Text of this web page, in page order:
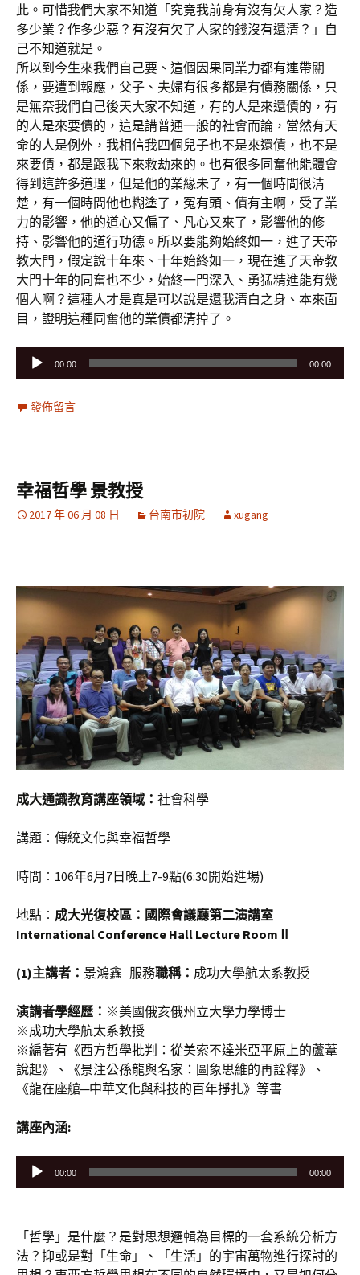
此。可惜我們大家不知道「究竟我前身有沒有欠人家？造
多少業？作多少惡？有沒有欠了人家的錢沒有還清？」自
己不知道就是。
所以到今生來我們自己要、這個因果同業力都有連帶關
係，要遭到報應，父子、夫婦有很多都是有債務關係，只
是無奈我們自己後天大家不知道，有的人是來還債的，有
的人是來要債的，這是講普通一般的社會而論，當然有天
命的人是例外，我相信我四個兒子也不是來還債，也不是
來要債，都是跟我下來救劫來的。也有很多同奮他能體會
得到這許多道理，但是他的業緣未了，有一個時間很清
楚，有一個時間他也糊塗了，冤有頭、債有主啊，受了業
力的影響，他的道心又偏了、凡心又來了，影響他的修
持、影響他的道行功德。所以要能夠始終如一，進了天帝
教大門，假定說十年來、十年始終如一，現在進了天帝教
大門十年的同奮也不少，始終一門深入、勇猛精進能有幾
個人啊？這種人才是真是可以說是還我清白之身、本來面
目，證明這種同奮他的業債都清掉了。
訊
放
00:00 00:00
發佈留言
幸福哲學 景教授
2017 年 06 月 08 日 台南市初院 xugang
成大通識教育講座領域： 社會科學
講題︰傳統文化與幸福哲學
時間︰106年6月7日晚上7-9點(6:30開始進場)
地點︰ 成大光復校區︰國際會議廳第二演講室
International Conference Hall Lecture RoomⅡ
(1)主講者： 景鴻鑫 服務職稱： 成功大學航太系教授
演講者學經歷： ※美國俄亥俄州立大學力學博士
※成功大學航太系教授
※編著有《西方哲學批判：從美索不達米亞平原上的蘆葦
說起》、《景注公孫龍與名家：圖象思維的再詮釋》、
《龍在座艙─中華文化與科技的百年掙扎》等書
講座內涵:
訊
器
00:00 00:00
「哲學」是什麼？是對思想邏輯為目標的一套系統分析方
法？抑或是對「生命」、「生活」的宇宙萬物進行探討的